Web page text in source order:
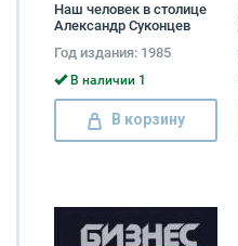
Наш человек в столице
Александр Суконцев
Год издания: 1985
В наличии 1
В корзину